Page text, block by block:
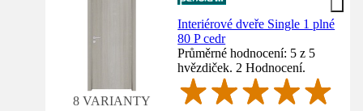
8 VARIANTY
Interiérové dveře Single 1 plné
80 P cedr
Průměrné hodnocení: 5 z 5
hvězdiček. 2 Hodnocení.